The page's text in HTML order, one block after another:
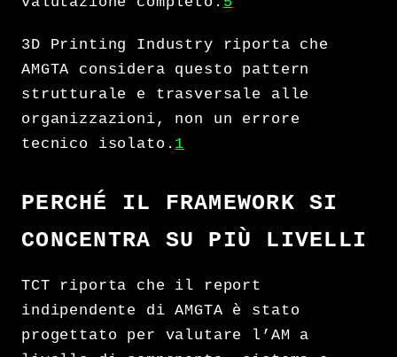
3D Printing Industry riporta che
AMGTA considera questo pattern
strutturale e trasversale alle
organizzazioni, non un errore
tecnico isolato. 1
PERCHÉ IL FRAMEWORK SI
CONCENTRA SU PIÙ LIVELLI
TCT riporta che il report
indipendente di AMGTA è stato
progettato per valutare l’AM a